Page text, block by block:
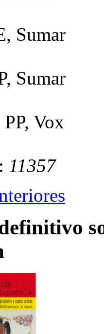
Sumar
Sumar
Vox
11357